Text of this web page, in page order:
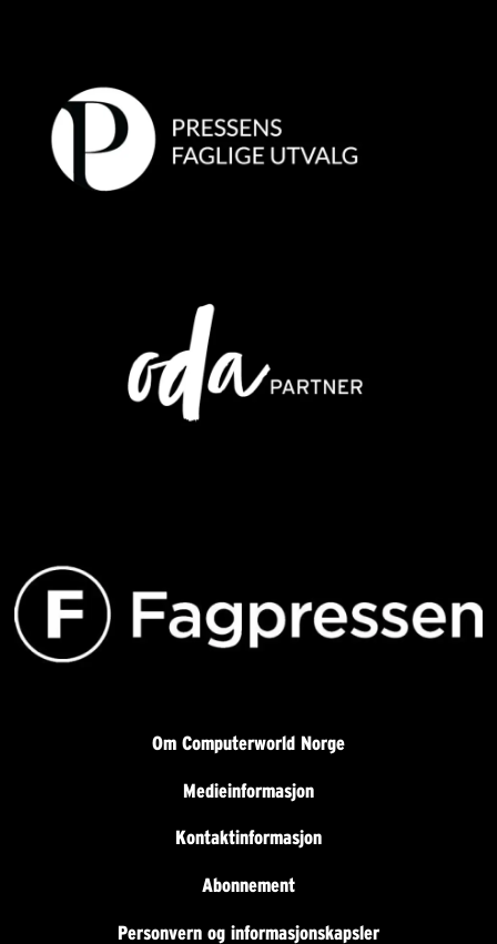
Om Computerworld Norge
Medieinformasjon
Kontaktinformasjon
Abonnement
Personvern og informasjonskapsler